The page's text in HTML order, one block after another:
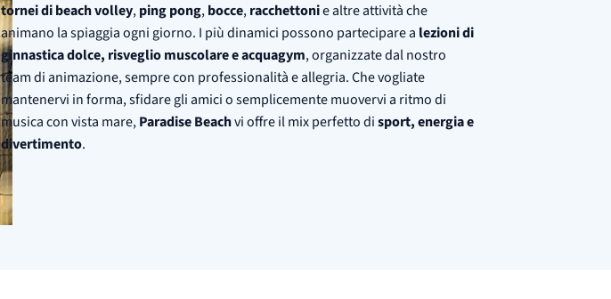
tornei di beach volley,ping pong,bocce,racchettonie altre attività che
animano la spiaggia ogni giorno. I più dinamici possono partecipare a lezioni di
ginnastica dolce, risveglio muscolare e acquagym, organizzate dal nostro
team di animazione, sempre con professionalità e allegria. Che vogliate
mantenervi in forma, sfidare gli amici o semplicemente muovervi a ritmo di
musica con vista mare,Paradise Beachvi offre il mix perfetto disport, energia e
divertimento.